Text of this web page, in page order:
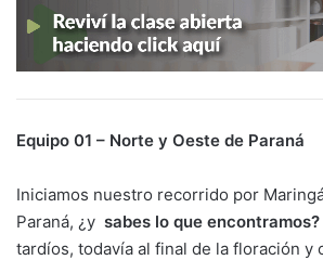
Equipo 01 – Norte y Oeste de Paraná
Iniciamos nuestro recorrido por
Paraná, ¿y sabes lo que encontramos?
tardíos, todavía al final de la floración y